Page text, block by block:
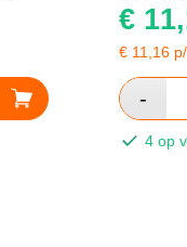
€
€ 11,16
4 op